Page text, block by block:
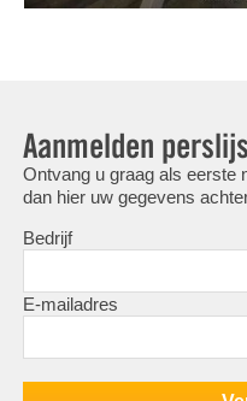
Aanmelden
Ontvang u graag als eerste
dan hier uw gegevens
Bedrijf
E-mailadres